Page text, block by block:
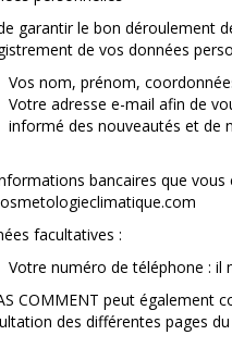
garantir le bon déroulement
de vos données
Vos nom, prénom,
Votre adresse e-mail afin de
informé des nouveautés et de
bancaires que
facultatives :
Votre numéro de téléphone : il
COMMENT peut également
des différentes pages